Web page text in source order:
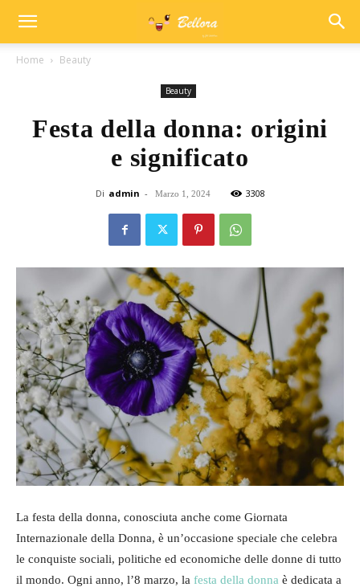
Home Beauty
Beauty
Festa della donna: origini
e significato
Di admin - Marzo 1, 2024 3308
La festa della donna, conosciuta anche come Giornata
Internazionale della Donna, è un’occasione speciale che celebra
le conquiste sociali, politiche ed economiche delle donne di tutto
il mondo. Ogni anno, l’8 marzo, la festa della donna è dedicata a